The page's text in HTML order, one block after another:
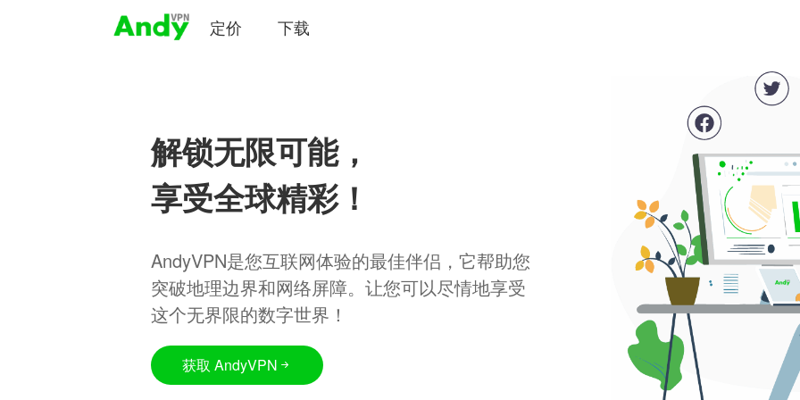
定价 下载
解锁无限可能，
享受全球精彩！
AndyVPN是您互联网体验的最佳伴侣，它帮助您
突破地理边界和网络屏障。让您可以尽情地享受
这个无界限的数字世界！
获取 AndyVPN